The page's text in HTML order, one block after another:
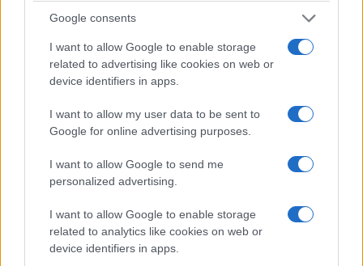
Google consents
I want to allow Google to enable storage
related to advertising like cookies on web or
device identifiers in apps.
I want to allow my user data to be sent to
Google for online advertising purposes.
I want to allow Google to send me
personalized advertising.
I want to allow Google to enable storage
related to analytics like cookies on web or
device identifiers in apps.
ΕΛΛΑΔΑ
ΕΛΑΣ: Φυτεία με περισσότερα από 2.000
δενδρύλλια κάνναβης εντοπίστηκε σε δύσβατη
δασική περιοχή στη Φθιώτιδα